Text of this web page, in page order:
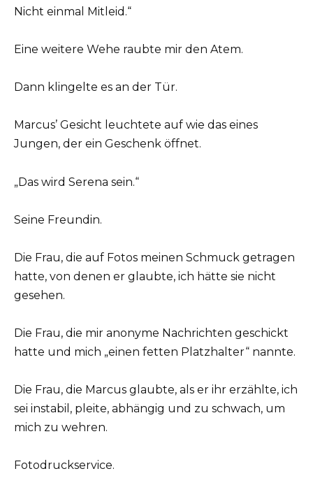
Nicht einmal Mitleid.“
Eine weitere Wehe raubte mir den Atem.
Dann klingelte es an der Tür.
Marcus’ Gesicht leuchtete auf wie das eines
Jungen, der ein Geschenk öffnet.
„Das wird Serena sein.“
Seine Freundin.
Die Frau, die auf Fotos meinen Schmuck getragen
hatte, von denen er glaubte, ich hätte sie nicht
gesehen.
Die Frau, die mir anonyme Nachrichten geschickt
hatte und mich „einen fetten Platzhalter“ nannte.
Die Frau, die Marcus glaubte, als er ihr erzählte, ich
sei instabil, pleite, abhängig und zu schwach, um
mich zu wehren.
Fotodruckservice.